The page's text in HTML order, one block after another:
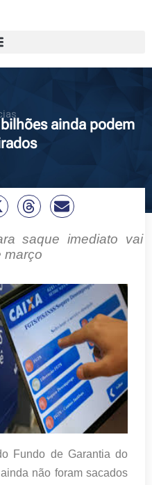
ainda podem
saque imediato vai
março
Fundo de Garantia do
não foram sacados